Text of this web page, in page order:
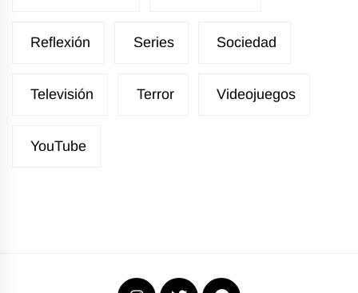
Reflexión Series Sociedad
Televisión Terror Videojuegos
YouTube
Instagram
X WhatsApp